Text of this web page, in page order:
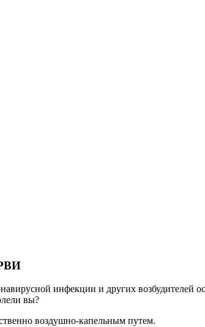
инфекции и других
вы?
воздушно-капельным путем.